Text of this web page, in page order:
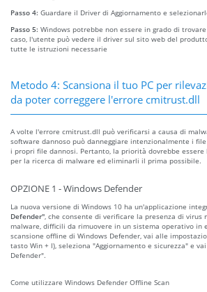
Passo 4: Guardare il Driver di Aggiornamento e
Passo 5: Windows potrebbe non essere in grado di
caso, l'utente può vedere il driver sul sito web del
tutte le istruzioni necessarie
Metodo 4: Scansiona il tuo PC per
da poter correggere l'errore cmitrust.dll
A volte l'errore cmitrust.dll può verificarsi a causa di
software dannoso può danneggiare intenzionalmente i
i propri file dannosi. Pertanto, la priorità dovrebbe essere
per la ricerca di malware ed eliminarli il prima possibile.
OPZIONE 1 - Windows Defender
La nuova versione di Windows 10 ha un'applicazione
Defender" , che consente di verificare la presenza di
malware, difficili da rimuovere in un sistema operativo in
scansione offline di Windows Defender, vai alle
tasto Win + I), seleziona "Aggiornamento e sicurezza" e
Defender".
Come utilizzare Windows Defender Offline Scan